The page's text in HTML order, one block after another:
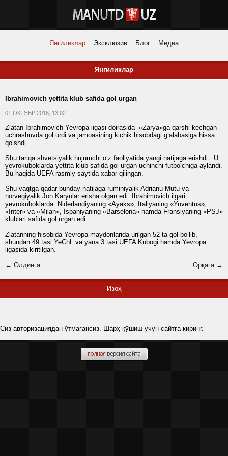
Янгиликлар Эксклюзив Блог Медиа
Янгиликлар
Ibrahimovich yettita klub safida gol urgan
01 ОКТЯБР 2016, 13:02
Zlatan Ibrahimovich Yevropa ligasi doirasida «Zarya»ga qarshi kechgan
uchrashuvda gol urdi va jamoasining kichik hisobdagi g‘alabasiga hissa
qo‘shdi.
Shu tariqa shvetsiyalik hujumchi o‘z faoliyatida yangi natijaga erishdi. U
yevrokuboklarda yettita klub safida gol urgan uchinchi futbolchiga aylandi.
Bu haqida UEFA rasmiy saytida xabar qilingan.
Shu vaqtga qadar bunday natijaga ruminiyalik Adrianu Mutu va
norvegiyalik Jon Karyular erisha olgan edi. Ibrahimovich ilgari
yevrokuboklarda Niderlandiyaning «Ayaks», Italiyaning «Yuventus»,
«Inter» va «Milan», Ispaniyaning «Barselona» hamda Fransiyaning «PSJ»
klublari safida gol urgan edi.
Zlatanning hisobida Yevropa maydonlarida urilgan 52 ta gol bo‘lib,
shundan 49 tasi YeChL va yana 3 tasi UEFA Kubogi hamda Yevropa
ligasida kiritilgan.
← Олдинга
Орқага →
Изоҳ
Сиз авторизациядан ўтмагансиз. Шарҳ қўшиш учун сайтга киринг.